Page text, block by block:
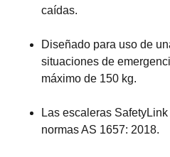
caídas.
Diseñado para uso de
situaciones de
máximo de 150 kg.
Las escaleras
normas AS 1657: 2018.